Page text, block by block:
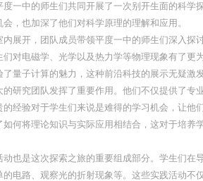
一中的师生们共同开展了一次别开生面的科学
，也加深了他们对科学原理的理解和应用。
展开，团队成员带领平度一中的师生们深入探
对电磁学、光学以及热力学等物理现象有了更
量子计算的魅力，这种前沿科技的展示无疑激
研究团队发挥了重要作用。他们不仅提供了专
经验对于学生们来说是难得的学习机会，让他
何将理论知识与实际应用相结合，这对于培养
动也是这次探索之旅的重要组成部分。学生们在
电路、观察光的折射现象等。这些实践活动不